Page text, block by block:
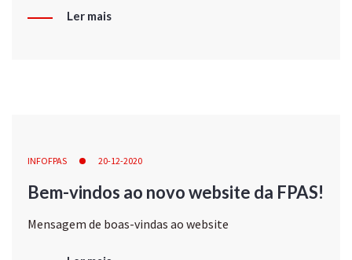
Ler mais
INFOFPAS 20-12-2020
Bem-vindos ao novo website da FPAS!
Mensagem de boas-vindas ao website